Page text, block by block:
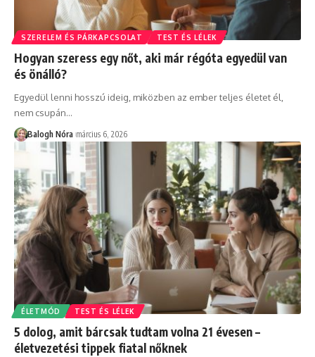
SZERELEM ÉS PÁRKAPCSOLAT TEST ÉS LÉLEK
Hogyan szeress egy nőt, aki már régóta egyedül van
és önálló?
Egyedül lenni hosszú ideig, miközben az ember teljes életet él,
nem csupán…
Balogh Nóra március 6, 2026
ÉLETMÓD TEST ÉS LÉLEK
5 dolog, amit bárcsak tudtam volna 21 évesen –
életvezetési tippek fiatal nőknek